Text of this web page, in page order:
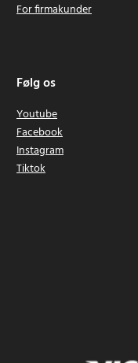
For firmakunder
Følg os
Youtube
Facebook
Instagram
Tiktok